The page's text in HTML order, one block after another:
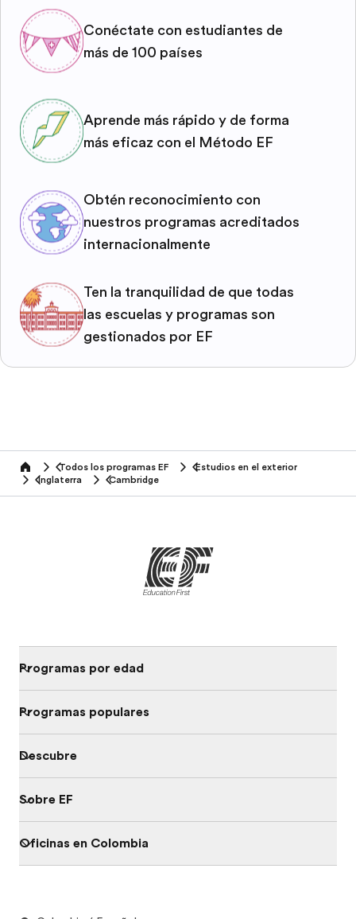
Conéctate con estudiantes de
más de 100 países
Aprende más rápido y de forma
más eficaz con el Método EF
Obtén reconocimiento con
nuestros programas acreditados
internacionalmente
Ten la tranquilidad de que todas
las escuelas y programas son
gestionados por EF
home Todos los programas EF
Estudios en el exterior
Inglaterra
Cambridge
Programas por edad
Programas populares
Descubre
Sobre EF
Oficinas en Colombia